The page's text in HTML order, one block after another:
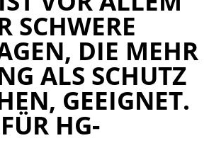
SCHWERE
DIE MEHR
ALS SCHUTZ
GEEIGNET.
FÜR HG-